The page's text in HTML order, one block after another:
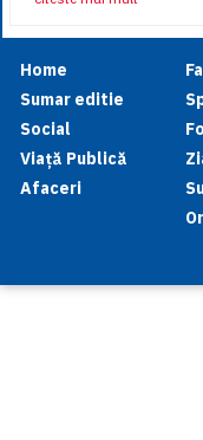
Home
Sumar editie
Social
Viață Publică
Afaceri